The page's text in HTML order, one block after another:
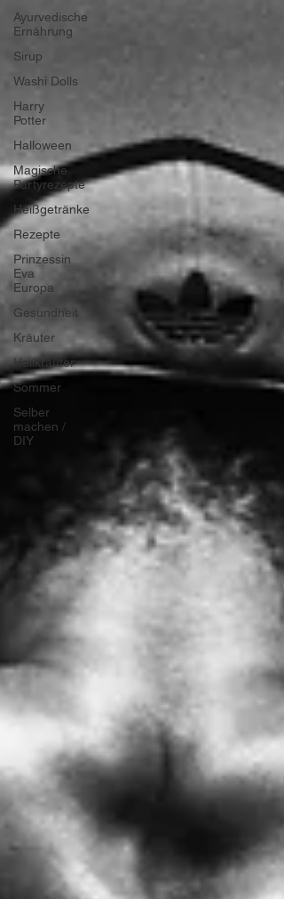
Ayurvedische
Ernährung
Sirup
Washi Dolls
Harry
Potter
Halloween
Magische
Partyrezepte
Heißgetränke
Rezepte
Prinzessin
Eva
Europa
Gesundheit
Kräuter
Heilkräuter
Sommer
Selber
machen /
DIY